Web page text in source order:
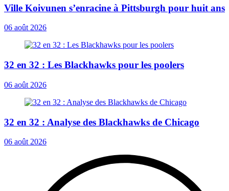
Ville Koivunen s’enracine à Pittsburgh pour huit ans
06 août 2026
32 en 32 : Les Blackhawks pour les poolers
06 août 2026
32 en 32 : Analyse des Blackhawks de Chicago
06 août 2026